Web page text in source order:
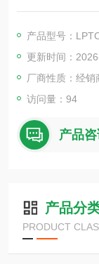
动气缸。具有负
产品提供多种可
（电机防护等级
产品型号：
更新时间：
厂商性质：经销
访问量：94
产品咨
产品分
PRODUCT